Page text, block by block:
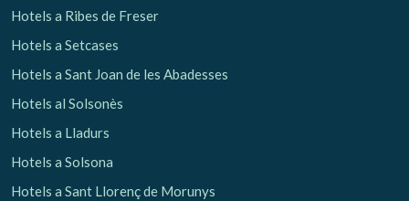
Hotels a Ribes de Freser
Hotels a Setcases
Hotels a Sant Joan de les Abadesses
Hotels al Solsonès
Hotels a Lladurs
Hotels a Solsona
Hotels a Sant Llorenç de Morunys